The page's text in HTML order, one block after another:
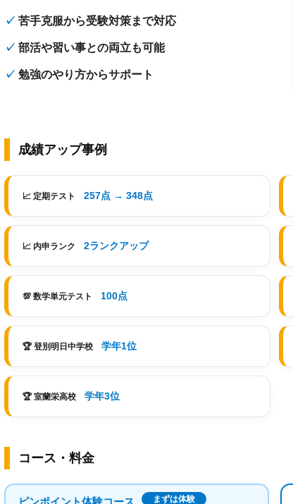
苦手克服から受験対策まで対応
部活や習い事との両立も可能
勉強のやり方からサポート
成績アップ事例
📈 定期テスト 257点 → 348点
📈 内申ランク 2ランクアップ
💯 数学単元テスト 100点
🏆 登別明日中学校 学年1位
🏆 室蘭栄高校 学年3位
コース・料金
ピンポイント体験コース まずは体験